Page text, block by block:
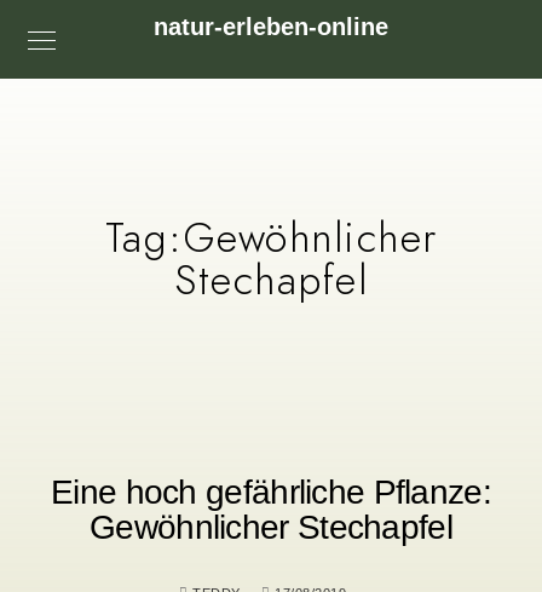
natur-erleben-online
Tag:Gewöhnlicher
Stechapfel
Eine hoch gefährliche Pflanze:
Gewöhnlicher Stechapfel